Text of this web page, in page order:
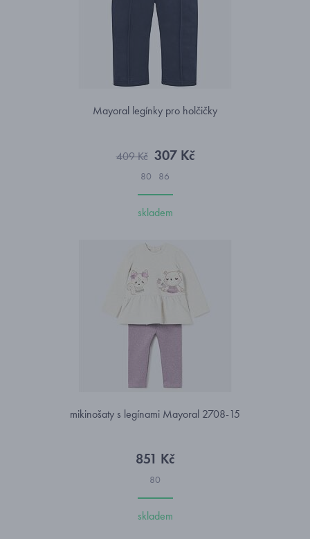
Mayoral legínky pro holčičky
409 Kč 307 Kč
80 86
skladem
mikinošaty s legínami Mayoral 2708-15
851 Kč
80
skladem